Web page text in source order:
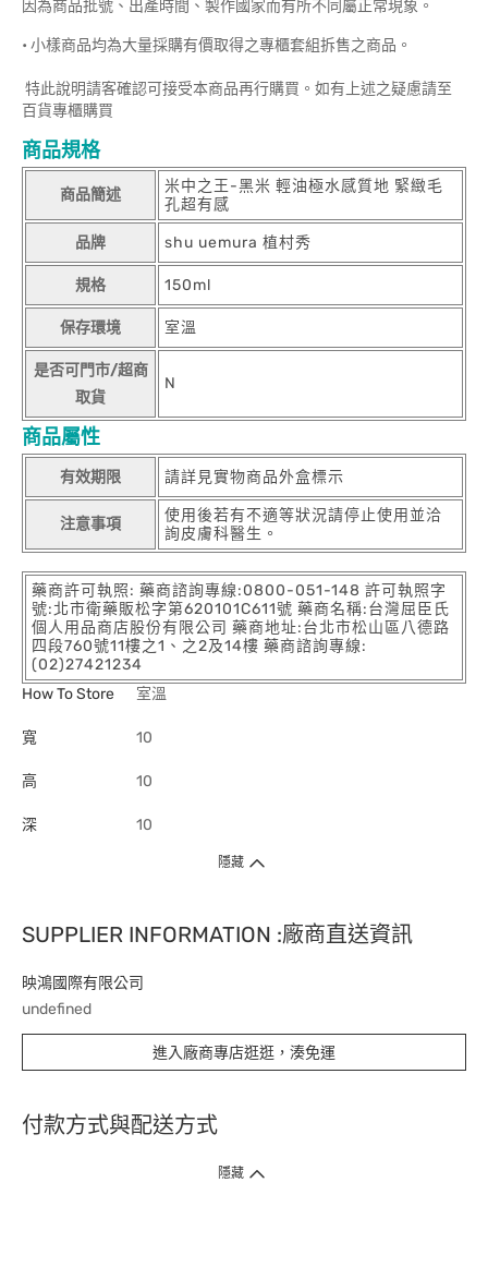
因為商品批號、出產時間、製作國家而有所不同屬正常現象。
• 小樣商品均為大量採購有價取得之專櫃套組拆售之商品。
特此說明請客確認可接受本商品再行購買。如有上述之疑慮請至
百貨專櫃購買
商品規格
商品簡述
米中之王-黑米 輕油極水感質地 緊緻毛
孔超有感
品牌 shu uemura 植村秀
規格 150ml
保存環境 室溫
是否可門市/超商
取貨
N
商品屬性
有效期限 請詳見實物商品外盒標示
注意事項
使用後若有不適等狀況請停止使用並洽
詢皮膚科醫生。
藥商許可執照: 藥商諮詢專線:0800-051-148 許可執照字
號:北市衛藥販松字第620101C611號 藥商名稱:台灣屈臣氏
個人用品商店股份有限公司 藥商地址:台北市松山區八德路
四段760號11樓之1、之2及14樓 藥商諮詢專線:
(02)27421234
How To Store
室溫
寬 10
高 10
深 10
隱藏
SUPPLIER INFORMATION :廠商直送資訊
映鴻國際有限公司
undefined
進入廠商專店逛逛，湊免運
付款方式與配送方式
隱藏